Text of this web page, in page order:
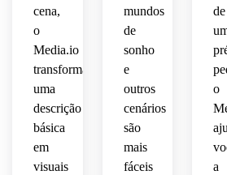
de
viagem,
qualidade
ultra-
limpa.
e um
relaxado
inspirado
na
pintura
ao ar
detalhada,
urbana
camadas
realismo
cena,
o
Media.io
transforma
uma
descrição
básica
em
visuais
mundos
de
sonho
e
outros
cenários
são
mais
fáceis
de
o
a